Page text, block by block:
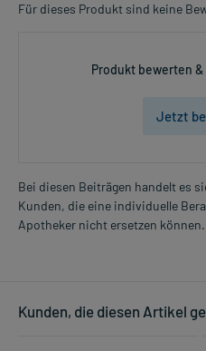
Für dieses Produkt sind keine
Produkt bewerten
Jetzt
Bei diesen Beiträgen handelt es
Kunden, die eine individuelle
Apotheker nicht ersetzen können.
Kunden, die diesen Artikel